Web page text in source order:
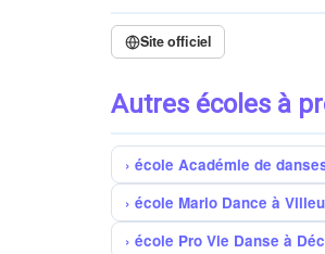
Site officiel
Autres écoles à
école Académie de
école Mario Dance à
école Pro Vie Danse à